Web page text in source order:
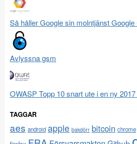
Så håller Google sin molntjänst
Avlyssna gsm
OWASP Topp 10 snart ute i en ny
TAGGAR
aes android apple bakdörr bitcoin chrome